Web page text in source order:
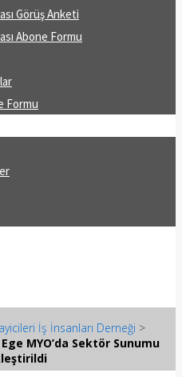
Görüş Anketi
Abone Formu
Formu
İş İnsanları Derneği >
MYO’da Sektör Sunumu